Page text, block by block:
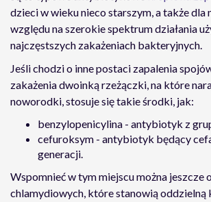
dzieciw wieku nieco starszym, a także dla
względu na szerokie spektrum działania
najczęstszych zakażeniach bakteryjnych.
Jeśli chodzi o inne postaci zapalenia
zakażenia dwoinką rzeżączki, na które
noworodki, stosuje się takie środki, jak:
benzylopenicylina - antybiotyk z
cefuroksym - antybiotyk będący
generacji.
Wspomnieć w tym miejscu można jeszcze
chlamydiowych, które stanowią oddzielną